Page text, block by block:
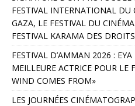
FESTIVAL INTERNATIONAL
GAZA, LE FESTIVAL DU
FESTIVAL KARAMA DES
FESTIVAL D’AMMAN 2026 : EYA
MEILLEURE ACTRICE POUR LE
WIND COMES FROM»
LES JOURNÉES